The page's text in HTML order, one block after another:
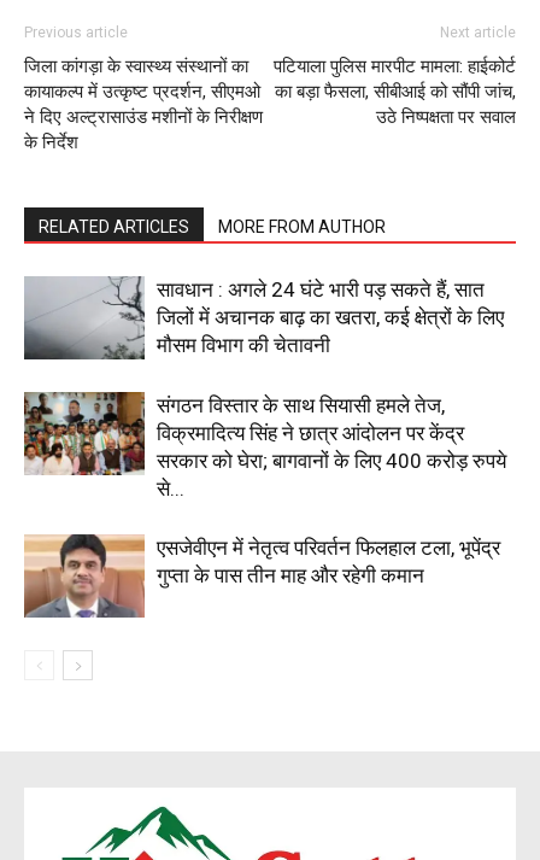
Company
About
Contact us
My account
Previous article
जिला कांगड़ा के स्वास्थ्य संस्थानों का
कायाकल्प में उत्कृष्ट प्रदर्शन, सीएमओ
ने दिए अल्ट्रासाउंड मशीनों के निरीक्षण
के निर्देश
Next article
पटियाला पुलिस मारपीट मामला: हाईकोर्ट
का बड़ा फैसला, सीबीआई को सौंपी जांच,
उठे निष्पक्षता पर सवाल
RELATED ARTICLES MORE FROM AUTHOR
सावधान : अगले 24 घंटे भारी पड़ सकते हैं, सात
जिलों में अचानक बाढ़ का खतरा, कई क्षेत्रों के लिए
मौसम विभाग की चेतावनी
संगठन विस्तार के साथ सियासी हमले तेज,
विक्रमादित्य सिंह ने छात्र आंदोलन पर केंद्र
सरकार को घेरा; बागवानों के लिए 400 करोड़ रुपये
से...
एसजेवीएन में नेतृत्व परिवर्तन फिलहाल टला, भूपेंद्र
गुप्ता के पास तीन माह और रहेगी कमान